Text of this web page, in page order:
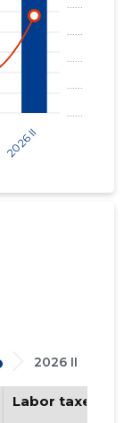
2026 II
Labor taxes